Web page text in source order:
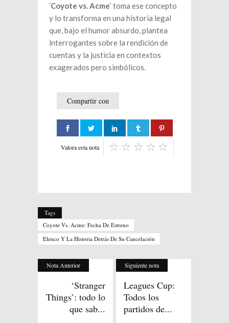
‘Coyote vs. Acme‘ toma ese concepto
y lo transforma en una historia legal
que, bajo el humor absurdo, plantea
interrogantes sobre la rendición de
cuentas y la justicia en contextos
exagerados pero simbólicos.
Compartir con
Valora esta nota
Tags
Coyote Vs. Acme: Fecha De Estreno
Elenco Y La Historia Detrás De Su Cancelación
Nota Anterior
‘Stranger
Things’: todo lo
que sab...
Siguiente nota
Leagues Cup:
Todos los
partidos de...